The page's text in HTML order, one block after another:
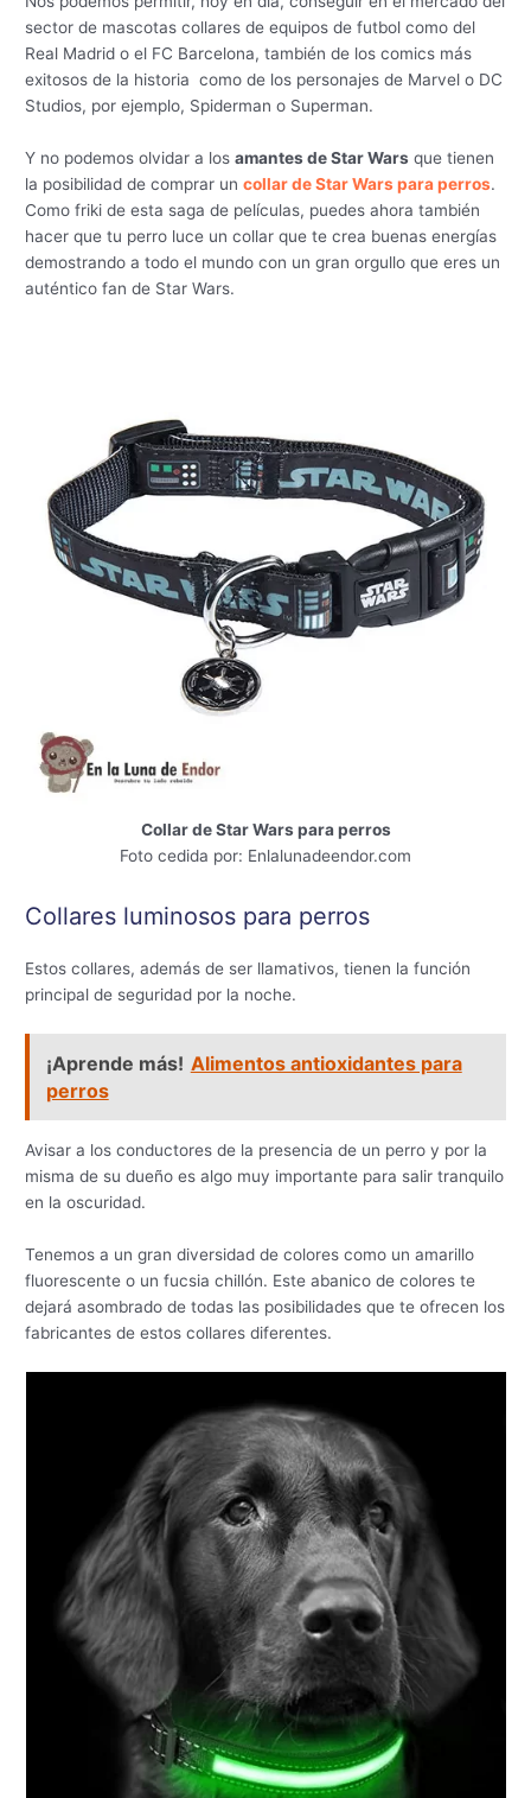
sector de mascotas collares de equipos de futbol como del
Real Madrid o el FC Barcelona, también de los comics más
exitosos de la historia como de los personajes de Marvel o DC
Studios, por ejemplo, Spiderman o Superman.
Y no podemos olvidar a losamantes de Star Wars que tienen
la posibilidad de comprar uncollar de Star Wars para perros.
Como friki de esta saga de películas, puedes ahora también
hacer que tu perro luce un collar que te crea buenas energías
demostrando a todo el mundo con un gran orgullo que eres un
auténtico fan de Star Wars.
Collar de Star Wars para perros
Foto cedida por: Enlalunadeendor.com
Collares luminosos para perros
Estos collares, además de ser llamativos, tienen la función
principal de seguridad por la noche.
¡Aprende más! Alimentos antioxidantes para
perros
Avisar a los conductores de la presencia de un perro y por la
misma de su dueño es algo muy importante para salir tranquilo
en la oscuridad.
Tenemos a un gran diversidad de colores como un amarillo
fluorescente o un fucsia chillón. Este abanico de colores te
dejará asombrado de todas las posibilidades que te ofrecen los
fabricantes de estos collares diferentes.